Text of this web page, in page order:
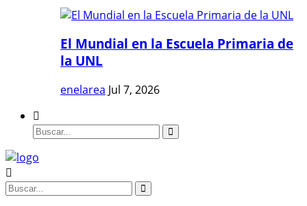
El Mundial en la Escuela Primaria de
la UNL
enelarea Jul 7, 2026